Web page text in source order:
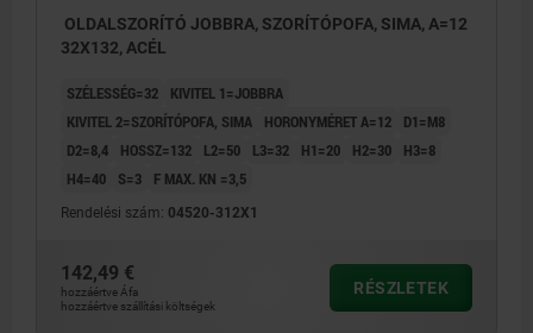
OLDALSZORÍTÓ JOBBRA, SZORÍTÓPOFA, SIMA, A=12
32X132, ACÉL
SZÉLESSÉG=32
KIVITEL 1=JOBBRA
KIVITEL 2=SZORÍTÓPOFA, SIMA
HORONYMÉRET A=12
D1=M8
D2=8,4
HOSSZ=132 L2=50 L3=32 H1=20 H2=30
H3=8
H4=40
S=3 F MAX. KN =3,5
Rendelési szám: 04520-312X1
142,49 €
hozzáértve Áfa
hozzáértve szállítási költségek
RÉSZLETEK